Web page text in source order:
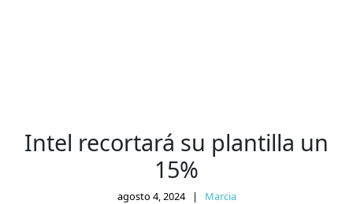
Intel recortará su plantilla un
15%
agosto 4, 2024 | Marcia